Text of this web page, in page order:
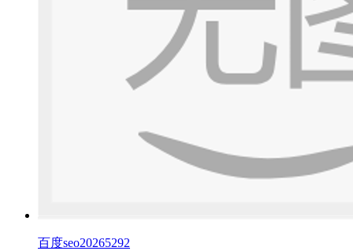
百度seo20265292